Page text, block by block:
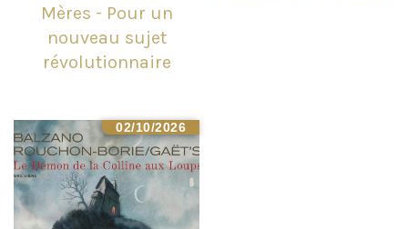
Mères - Pour un
nouveau sujet
révolutionnaire
02/10/2026